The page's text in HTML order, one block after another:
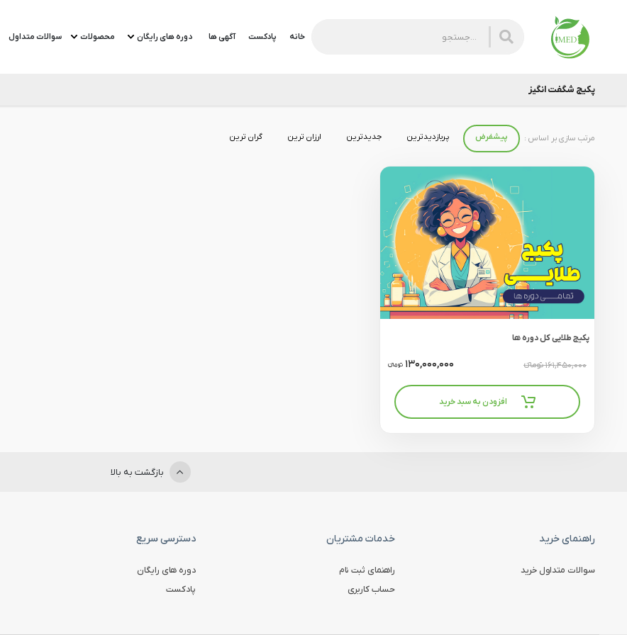
خانه پادکست آگهی ها دوره های رایگان محصولات سوالات متداول
پکیج شگفت انگیز
پیشفرض پربازدیدترین جدیدترین ارزان ترین گران ترین
پکیج طلایی کل دوره ها
161,450,000تومانءء 130,000,000 تومانءء
افزودن به سبد خرید
بازگشت به بالا
راهنمای خرید
سوالات متداول خرید
خدمات مشتریان
راهنمای ثبت نام
حساب کاربری
دسترسی سریع
دوره های رایگان
پادکست